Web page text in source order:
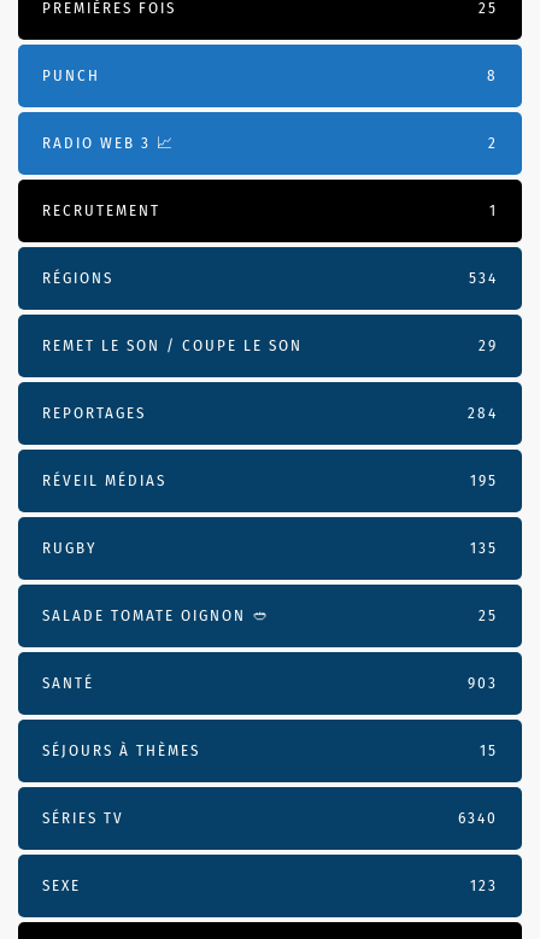
PREMIÈRES FOIS 25
PUNCH 8
RADIO WEB 3 📈 2
RECRUTEMENT 1
RÉGIONS 534
REMET LE SON / COUPE LE SON 29
REPORTAGES 284
RÉVEIL MÉDIAS 195
RUGBY 135
SALADE TOMATE OIGNON 🥙 25
SANTÉ 903
SÉJOURS À THÈMES 15
SÉRIES TV 6340
SEXE 123